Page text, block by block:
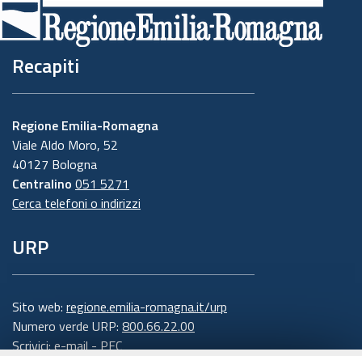
Recapiti
Regione Emilia-Romagna
Viale Aldo Moro, 52
40127 Bologna
Centralino 051 5271
Cerca telefoni o indirizzi
URP
Sito web: regione.emilia-romagna.it/urp
Numero verde URP: 800.66.22.00
Scrivici:e-mail-PEC